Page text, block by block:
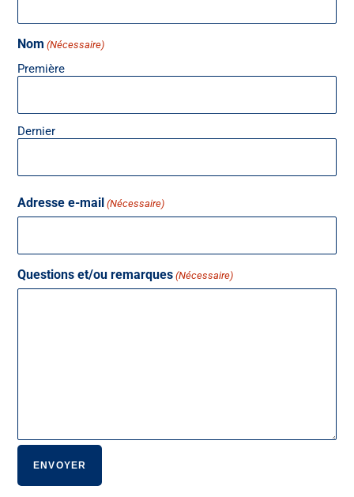
Nom (Nécessaire)
Première
Dernier
Adresse e-mail (Nécessaire)
Questions et/ou remarques (Nécessaire)